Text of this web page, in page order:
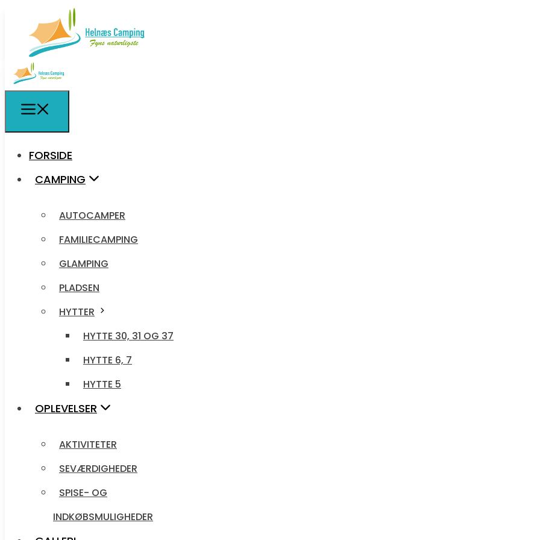
FORSIDE
CAMPING
AUTOCAMPER
FAMILIECAMPING
GLAMPING
PLADSEN
HYTTER
HYTTE 30, 31 OG 37
HYTTE 6, 7
HYTTE 5
OPLEVELSER
AKTIVITETER
SEVÆRDIGHEDER
SPISE- OG
INDKØBSMULIGHEDER
FORSIDE
CAMPING
AUTOCAMPER
FAMILIECAMPING
GLAMPING
PLADSEN
HYTTER
HYTTE 30, 31 OG 37
HYTTE 6, 7
HYTTE 5
OPLEVELSER
AKTIVITETER
SEVÆRDIGHEDER
SPISE- OG
INDKØBSMULIGHEDER